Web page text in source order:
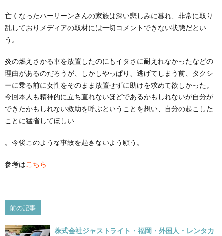
亡くなったハーリーンさんの家族は深い悲しみに暮れ、非常に取り
乱しておりメディアの取材には一切コメントできない状態だとい
う。
炎の燃えさかる車を放置したのにもイタさに耐えれなかったなどの
理由があるのだろうが、しかしやっぱり、逃げてしまう前、タクシ
ーに乗る前に女性をそのまま放置せずに助けを求めて欲しかった。
今回本人も精神的に立ち直れないほどであるかもしれないが自分が
できたかもしれない救助を呼ぶということを想い、自分の起こした
ことに猛省してほしい
。今後このような事故を起きないよう願う。
参考はこちら
前の記事
株式会社ジャストライト・福岡・外国人・レンタカ